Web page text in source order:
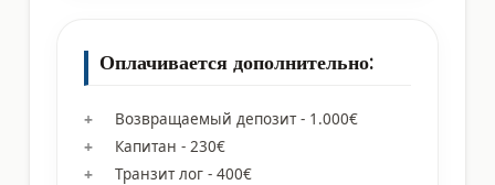
Оплачивается дополнительно:
Возвращаемый депозит - 1.000€
Капитан - 230€
Транзит лог - 400€